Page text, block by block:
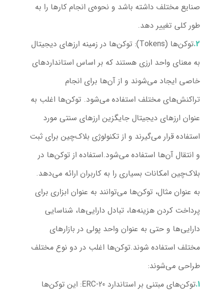
صنایع مختلف داشته باشد و نحوه‌ی انجام کارها را به
طور کلی تغییر دهد.
توکن‌ها (Tokens):
توکن‌ها در زمینه ارزهای دیجیتال
به معنای واحد ارزی هستند که بر اساس استانداردهای
خاصی ایجاد می‌شوند و از آن‌ها برای انجام
تراکنش‌های مختلف استفاده می‌شود. توکن‌ها اغلب به
عنوان ارزهای دیجیتال جایگزین ارزهای سنتی مورد
استفاده قرار می‌گیرند و از تکنولوژی بلاک‌چین برای ثبت
و انتقال آن‌ها استفاده می‌شود.استفاده از توکن‌ها در
بلاک‌چین امکانات بسیاری را به کاربران ارائه می‌دهد.
به عنوان مثال، توکن‌ها می‌توانند به عنوان ابزاری برای
پرداخت کردن هزینه‌ها، تبادل دارایی‌ها، شناسایی
دارایی‌ها و حتی به عنوان واحد پولی در بازارهای
مختلف استفاده شوند.توکن‌ها اغلب در دو نوع مختلف
طراحی می‌شوند:
توکن‌های مبتنی بر استاندارد ERC-20:
این توکن‌ها